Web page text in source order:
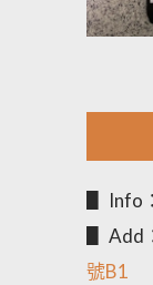
▋ Info
▋ Add
號B1